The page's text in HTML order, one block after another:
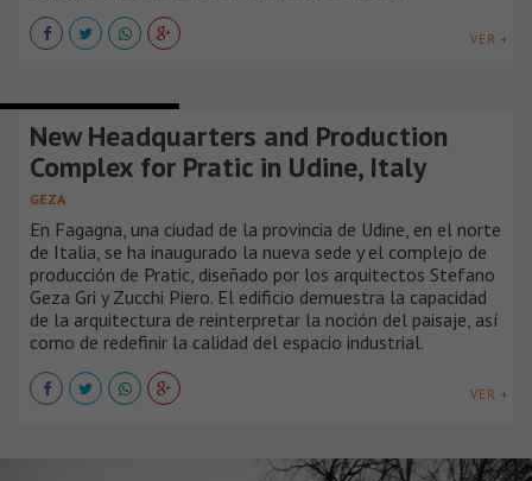
VER +
New Headquarters and Production
Complex for Pratic in Udine, Italy
GEZA
En Fagagna, una ciudad de la provincia de Udine, en el norte
de Italia, se ha inaugurado la nueva sede y el complejo de
producción de Pratic, diseñado por los arquitectos Stefano
Geza Gri y Zucchi Piero. El edificio demuestra la capacidad
de la arquitectura de reinterpretar la noción del paisaje, así
como de redefinir la calidad del espacio industrial.
VER +